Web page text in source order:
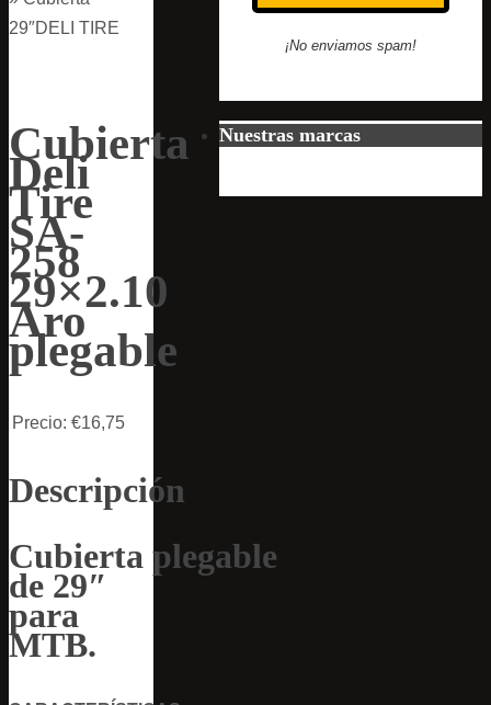
29″DELI TIRE
Cubierta
Deli
Tire
SA-
258
29×2.10
Aro
plegable
Precio: €16,75
Descripción
Cubierta plegable
de 29″
para
MTB.
¡No enviamos spam!
Nuestras marcas